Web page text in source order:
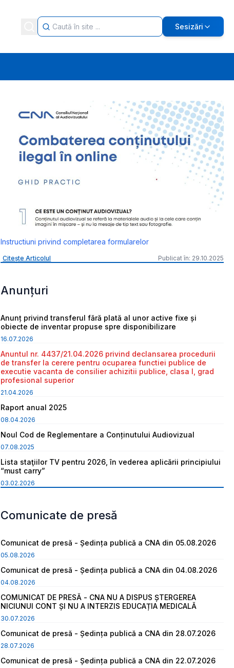
Sesizări
Instructiuni privind completarea formularelor
Citește Articolul Publicat în: 29.10.2025
Anunțuri
Anunț privind transferul fără plată al unor active fixe și
obiecte de inventar propuse spre disponibilizare
16.07.2026
Anuntul nr. 4437/21.04.2026 privind declansarea procedurii
de transfer la cerere pentru ocuparea functiei publice de
executie vacanta de consilier achizitii publice, clasa I, grad
profesional superior
21.04.2026
Raport anual 2025
08.04.2026
Noul Cod de Reglementare a Conținutului Audiovizual
07.08.2025
Lista staţiilor TV pentru 2026, în vederea aplicării principiului
“must carry”
03.02.2026
Comunicate de presă
Comunicat de presă - Ședința publică a CNA din 05.08.2026
05.08.2026
Comunicat de presă - Ședința publică a CNA din 04.08.2026
04.08.2026
COMUNICAT DE PRESĂ - CNA NU A DISPUS ȘTERGEREA
NICIUNUI CONT ȘI NU A INTERZIS EDUCAȚIA MEDICALĂ
30.07.2026
Comunicat de presă - Ședința publică a CNA din 28.07.2026
28.07.2026
Comunicat de presă - Ședința publică a CNA din 22.07.2026